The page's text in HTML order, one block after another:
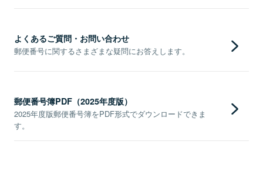
よくあるご質問・お問い合わせ
郵便番号に関するさまざまな疑問にお答えします。
郵便番号簿PDF（2025年度版）
2025年度版郵便番号簿をPDF形式でダウンロードできま
す。